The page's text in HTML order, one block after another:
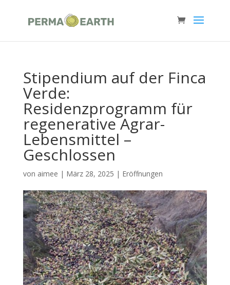
Stipendium auf der Finca
Verde:
Residenzprogramm für
regenerative Agrar-
Lebensmittel –
Geschlossen
von aimee | März 28, 2025 | Eröffnungen